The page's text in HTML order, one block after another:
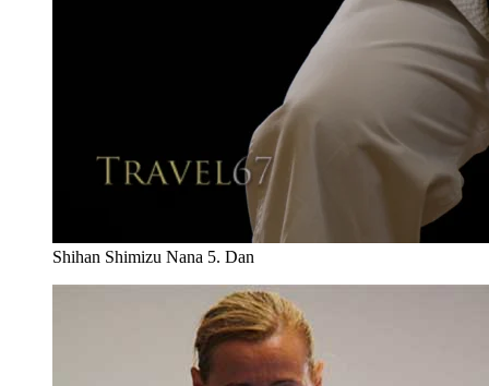
Shihan Shimizu Nana 5. Dan